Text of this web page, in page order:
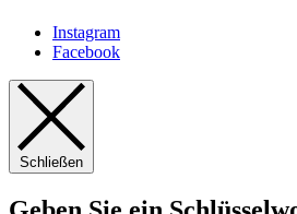
Instagram
Facebook
Schließen